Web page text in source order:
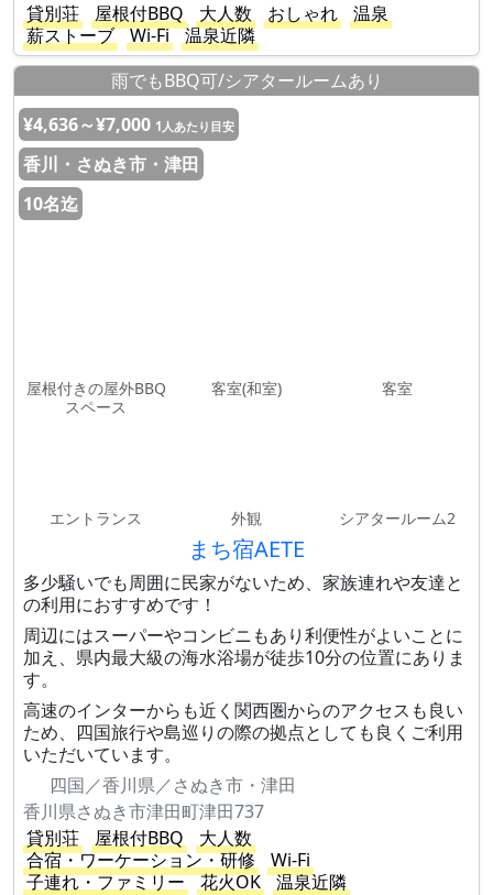
貸別荘
屋根付BBQ 大人数 おしゃれ
温泉
薪ストーブ
Wi-Fi
温泉近隣
雨でもBBQ可/シアタールームあり
¥4,636～¥7,000 1人あたり目安
香川・さぬき市・津田
10名迄
屋根付きの屋外BBQ
スペース
客室(和室) 客室
エントランス 外観 シアタールーム2
まち宿AETE
多少騒いでも周囲に民家がないため、家族連れや友達と
の利用におすすめです！
周辺にはスーパーやコンビニもあり利便性がよいことに
加え、県内最大級の海水浴場が徒歩10分の位置にありま
す。
高速のインターからも近く関西圏からのアクセスも良い
ため、四国旅行や島巡りの際の拠点としても良くご利用
いただいています。
四国／香川県／さぬき市・津田
香川県さぬき市津田町津田737
貸別荘
屋根付BBQ
大人数
合宿・ワーケーション・研修
Wi-Fi
子連れ・ファミリー
花火OK
温泉近隣